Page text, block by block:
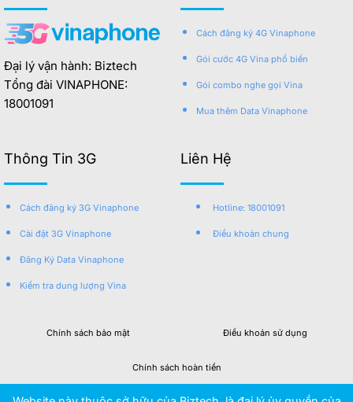
Đại lý vận hành: Biztech
Tổng đài VINAPHONE:
18001091
Cách đăng ký 4G Vinaphone
Gói cước 4G Vina phổ biến
Gói combo nghe gọi Vina
Mua thêm Data Vinaphone
Thông Tin 3G
Cách đăng ký 3G Vinaphone
Cài đặt 3G Vinaphone
Đăng Ký Data Vinaphone
Kiểm tra dung lượng Vina
Liên Hệ
Hotline: 18001091
Điều khoản chung
Chính sách bảo mật Điều khoản sử dụng
Chính sách hoàn tiền